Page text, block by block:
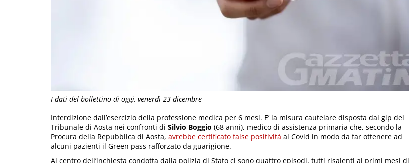
I dati del bollettino di oggi, venerdì 23 dicembre
Interdizione dall’esercizio della professione medica per 6 mesi. E’ la misura cautelare disposta dal gip del
Tribunale di Aosta nei confronti di Silvio Boggio (68 anni), medico di assistenza primaria che, secondo la
Procura della Repubblica di Aosta, avrebbe certificato false positività al Covid in modo da far ottenere ad
alcuni pazienti il Green pass rafforzato da guarigione.
Al centro dell’inchiesta condotta dalla polizia di Stato ci sono quattro episodi, tutti risalenti ai primi mesi di